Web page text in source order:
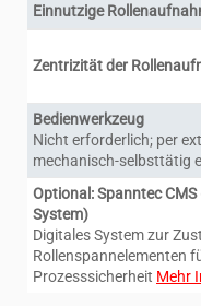
Einnutzige
Zentrizität der
Bedienwerkzeug
Nicht erforderlich; per
mechanisch-selbsttätig
Optional: Spanntec
System)
Digitales System zur
Rollenspannelementen
Prozesssicherheit Mehr